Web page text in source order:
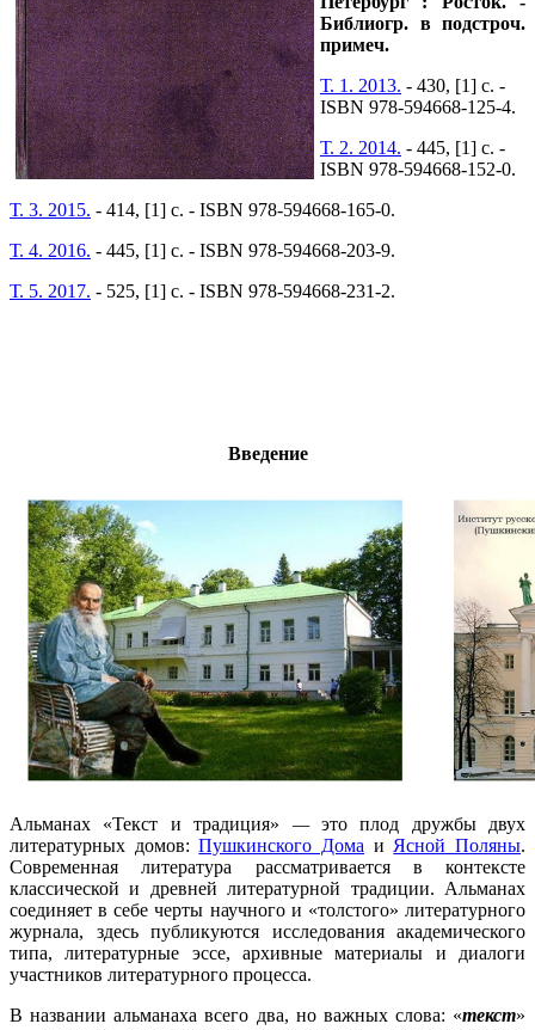
Библиогр. в подстроч.
примеч.
Т. 1. 2013. - 430, [1] с. -
ISBN 978-594668-125-4.
Т. 2. 2014. - 445, [1] с. -
ISBN 978-594668-152-0.
Т. 3. 2015. - 414, [1] с. - ISBN 978-594668-165-0.
Т. 4. 2016. - 445, [1] с. - ISBN 978-594668-203-9.
Т. 5. 2017. - 525, [1] с. - ISBN 978-594668-231-2.
Введение
Альманах «Текст и традиция» — это плод дружбы двух
литературных домов:Пушкинского Дома и Ясной Поляны.
Современная литература рассматривается в контексте
классической и древней литературной традиции. Альманах
соединяет в себе черты научного и «толстого» литературного
журнала, здесь публикуются исследования академического
типа, литературные эссе, архивные материалы и диалоги
участников литературного процесса.
В названии альманаха всего два, но важных слова: «текст»